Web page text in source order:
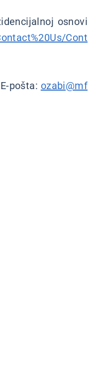
osnovi
Cont
pošta: ozabi@mf